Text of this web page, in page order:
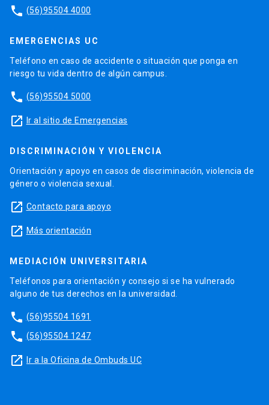
phone (56)95504 4000
EMERGENCIAS UC
Teléfono en caso de accidente o situación que ponga en
riesgo tu vida dentro de algún campus.
phone (56)95504 5000
launch Ir al sitio de Emergencias
DISCRIMINACIÓN Y VIOLENCIA
Orientación y apoyo en casos de discriminación, violencia de
género o violencia sexual.
launch Contacto para apoyo
launch Más orientación
MEDIACIÓN UNIVERSITARIA
Teléfonos para orientación y consejo si se ha vulnerado
alguno de tus derechos en la universidad.
phone (56)95504 1691
phone (56)95504 1247
launch Ir a la Oficina de Ombuds UC